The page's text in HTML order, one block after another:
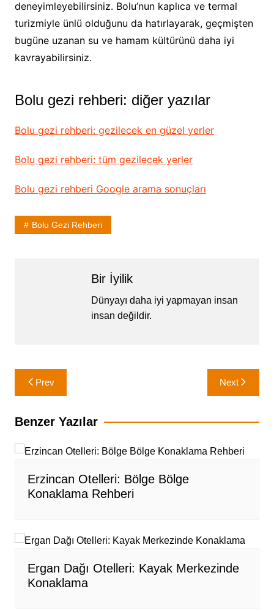
deneyimleyebilirsiniz. Bolu’nun kaplıca ve termal
turizmiyle ünlü olduğunu da hatırlayarak, geçmişten
bugüne uzanan su ve hamam kültürünü daha iyi
kavrayabilirsiniz.
Bolu gezi rehberi: diğer yazılar
Bolu gezi rehberi: gezilecek en güzel yerler
Bolu gezi rehberi: tüm gezilecek yerler
Bolu gezi rehberi Google arama sonuçları
Bolu Gezi Rehberi
Bir İyilik
Dünyayı daha iyi yapmayan insan
insan değildir.
Yazı
gezinmesi
Prev Next
Benzer Yazılar
Erzincan Otelleri: Bölge Bölge
Konaklama Rehberi
Ergan Dağı Otelleri: Kayak Merkezinde
Konaklama